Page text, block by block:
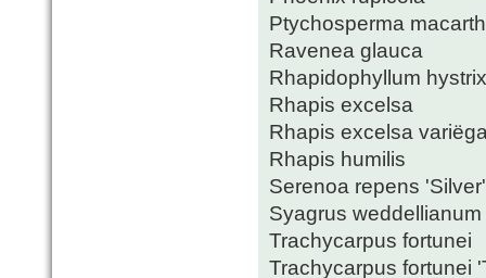
Ptychosperma
Ravenea glauca
Rhapidophyllum hystrix
Rhapis excelsa
Rhapis excelsa
Rhapis humilis
Serenoa repens 'Silver'
Syagrus weddellianum
Trachycarpus fortunei
Trachycarpus fortunei